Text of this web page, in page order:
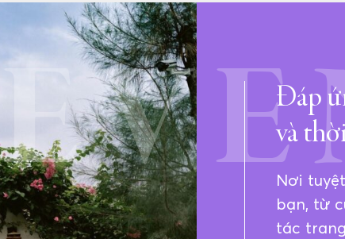
Đáp
và
Nơi
bạn, từ
tác